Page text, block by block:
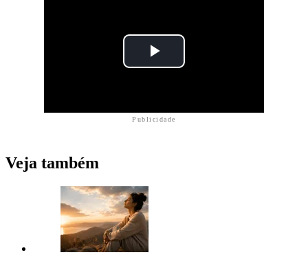
Publicidade
Veja também